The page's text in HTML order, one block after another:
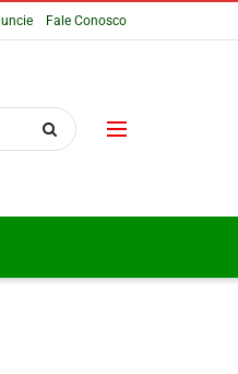
Fale Conosco